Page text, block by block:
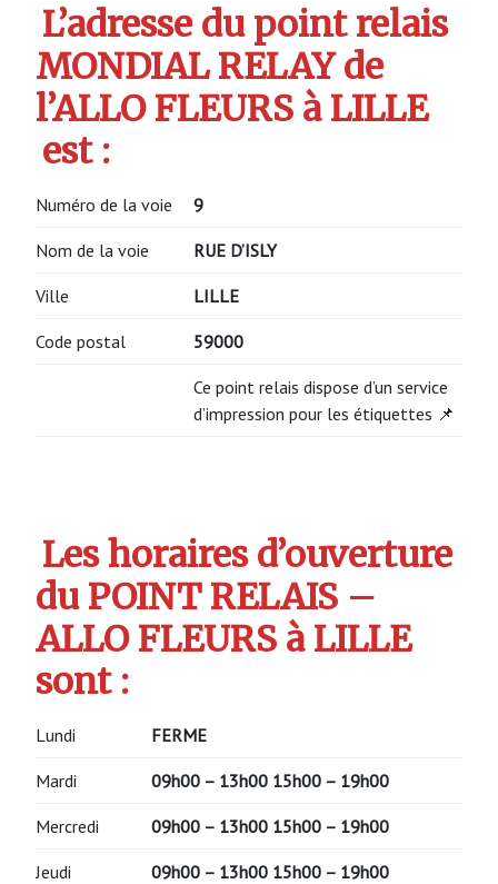
L’adresse du point relais
MONDIAL RELAY de
l’ALLO FLEURS à LILLE
est :
Numéro de la voie 9
Nom de la voie RUE D’ISLY
Ville LILLE
Code postal 59000
Ce point relais dispose d’un service
d’impression pour les étiquettes 📌
Les horaires d’ouverture
du POINT RELAIS –
ALLO FLEURS à LILLE
sont :
Lundi FERME
Mardi 09h00 – 13h00 15h00 – 19h00
Mercredi 09h00 – 13h00 15h00 – 19h00
Jeudi 09h00 – 13h00 15h00 – 19h00